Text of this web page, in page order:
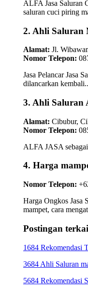
ALFA Jasa Saluran
saluran cuci piring
2. Ahli Saluran
Alamat: Jl.
Nomor Telepon:
Jasa Pelancar Jasa
dilancarkan
3. Ahli Saluran
Alamat: Cibubur,
Nomor Telepon:
ALFA JASA sebagai
4. Harga
Nomor Telepon:
Harga Ongkos Jasa
mampet, cara
Postingan
1684 Rekomendasi
3684 Ahli Saluran
5684 Rekomendasi